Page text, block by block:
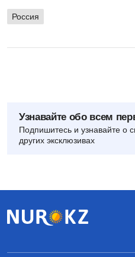
Россия
Узнавайте обо всем
Подпишитесь и узнавайте о
других эксклюзивах